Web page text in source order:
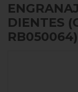
DIENTES
RB050064)